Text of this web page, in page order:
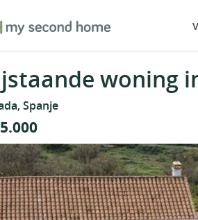
woning
Spanje